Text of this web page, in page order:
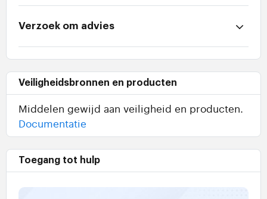
Verzoek om advies
Veiligheidsbronnen en producten
Middelen gewijd aan veiligheid en producten.
Documentatie
Toegang tot hulp